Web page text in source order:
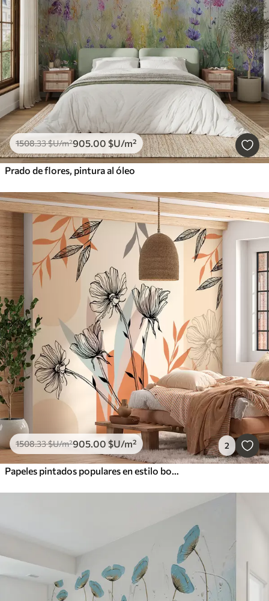
1508.33$U/m²905.00 $U/m²
Prado de flores, pintura al óleo
1508.33$U/m²905.00 $U/m² 2
Papeles pintados populares en estilo boho con flores